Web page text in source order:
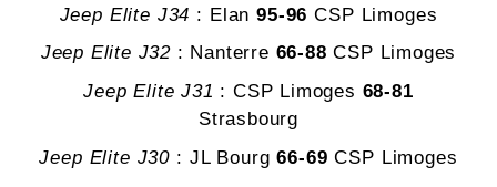
Jeep Elite J34 : Elan95-96 CSP Limoges
Jeep Elite J32: Nanterre 66-88 CSP Limoges
Jeep Elite J31 : CSP Limoges 68-81
Strasbourg
Jeep Elite J30 : JL Bourg66-69 CSP Limoges